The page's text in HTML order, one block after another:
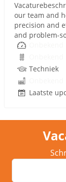
our team and
precision and
and problem-
Techniek
Laatste